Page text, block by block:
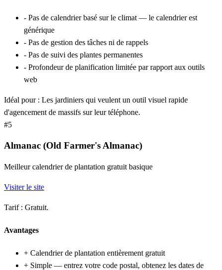
- Pas de calendrier basé sur le climat — le calendrier est
générique
- Pas de gestion des tâches ni de rappels
- Pas de suivi des plantes permanentes
- Profondeur de planification limitée par rapport aux outils
web
Idéal pour : Les jardiniers qui veulent un outil visuel rapide
d'agencement de massifs sur leur téléphone.
#5
Almanac (Old Farmer's Almanac)
Meilleur calendrier de plantation gratuit basique
Visiter le site
Tarif : Gratuit.
Avantages
+ Calendrier de plantation entièrement gratuit
+ Simple — entrez votre code postal, obtenez les dates de